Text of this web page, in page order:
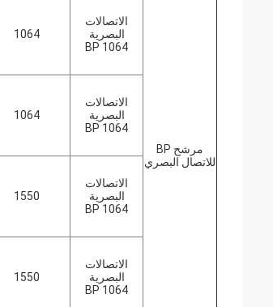
مرشح BP
للاتصال البصري
الاتصالات
البصرية
BP 1064
1064
الاتصالات
البصرية
BP 1064
1064
الاتصالات
البصرية
BP 1064
1550
الاتصالات
البصرية
BP 1064
1550